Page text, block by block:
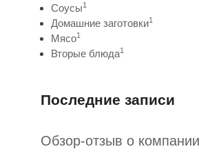
Соусы1
Домашние заготовки1
Мясо1
Вторые блюда1
Последние записи
Обзор-отзыв о компании